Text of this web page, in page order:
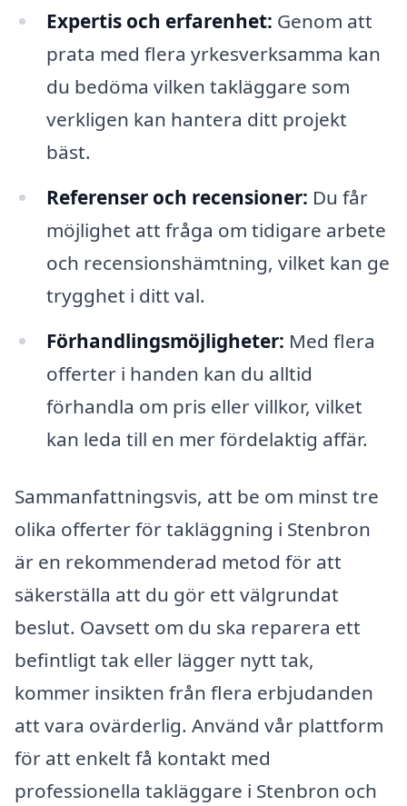
Expertis och erfarenhet: Genom att
prata med flera yrkesverksamma kan
du bedöma vilken takläggare som
verkligen kan hantera ditt projekt
bäst.
Referenser och recensioner: Du får
möjlighet att fråga om tidigare arbete
och recensionshämtning, vilket kan ge
trygghet i ditt val.
Förhandlingsmöjligheter: Med flera
offerter i handen kan du alltid
förhandla om pris eller villkor, vilket
kan leda till en mer fördelaktig affär.
Sammanfattningsvis, att be om minst tre
olika offerter för takläggning i Stenbron
är en rekommenderad metod för att
säkerställa att du gör ett välgrundat
beslut. Oavsett om du ska reparera ett
befintligt tak eller lägger nytt tak,
kommer insikten från flera erbjudanden
att vara ovärderlig. Använd vår plattform
för att enkelt få kontakt med
professionella takläggare i Stenbron och